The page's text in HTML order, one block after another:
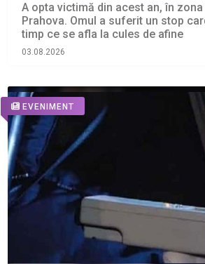
A opta victimă din acest an, în
Prahova. Omul a suferit un stop
timp ce se afla la cules de afine
03.08.2026
EVENIMENT